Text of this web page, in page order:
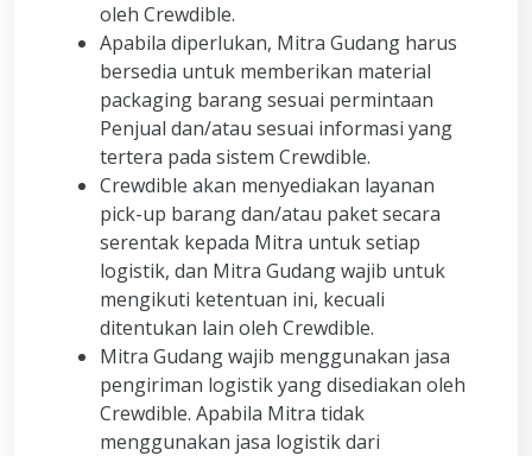
oleh Crewdible.
Apabila diperlukan, Mitra Gudang harus
bersedia untuk memberikan material
packaging barang sesuai permintaan
Penjual dan/atau sesuai informasi yang
tertera pada sistem Crewdible.
Crewdible akan menyediakan layanan
pick-up barang dan/atau paket secara
serentak kepada Mitra untuk setiap
logistik, dan Mitra Gudang wajib untuk
mengikuti ketentuan ini, kecuali
ditentukan lain oleh Crewdible.
Mitra Gudang wajib menggunakan jasa
pengiriman logistik yang disediakan oleh
Crewdible. Apabila Mitra tidak
menggunakan jasa logistik dari